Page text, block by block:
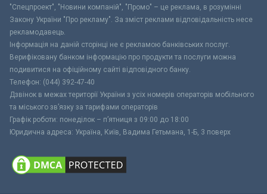
"Спецпроект", "Новини компаній", "Промо" – це реклама, в розумінні
Закону України "Про рекламу". За зміст реклами відповідальність несе
рекламодавець.
Інформація на даній сторінці не є рекламою банківських послуг.
Верифіковану банком інформацію про продукти та послуги можна
подивитися на офіційному сайті відповідного банку.
Телефон: (044) 392-47-40
Дзвінок в межах території України з усіх номерів операторів мобільного
та міського зв’язку за тарифами операторів
Графік роботи: понеділок – п’ятниця з 09:00 до 18:00
Юридична адреса: Україна, Київ, Вадима Гетьмана, 1-Б, 3 поверх